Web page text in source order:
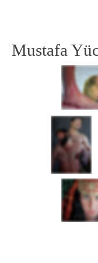
Mustafa